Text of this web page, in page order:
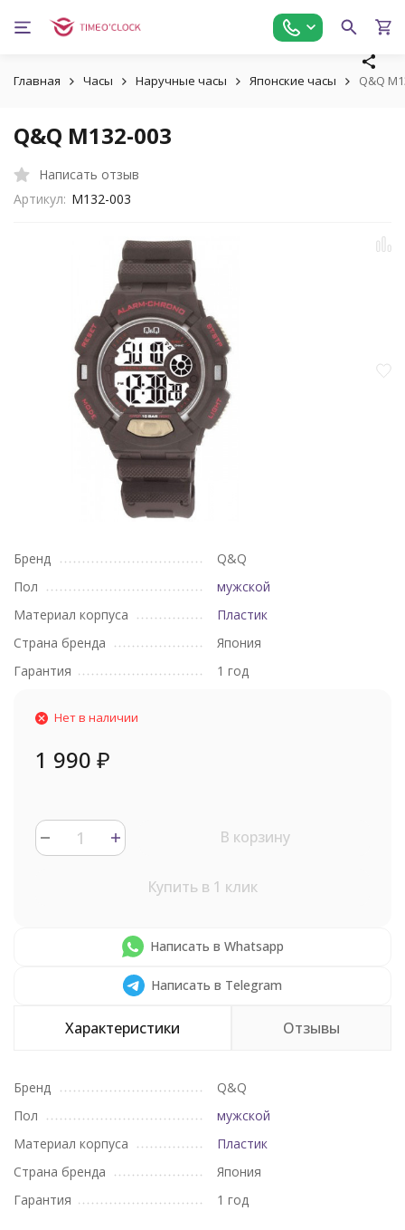
Главная Часы Наручные часы Японские часы Q&Q
Q&Q M132-003
Написать отзыв
Артикул: M132-003
Бренд
Q&Q
Пол
мужской
Материал корпуса
Пластик
Страна бренда
Япония
Гарантия
1 год
Нет в наличии
1 990 ₽
В корзину
Купить в 1 клик
Написать в Whatsapp
Написать в Telegram
Характеристики Отзывы
Бренд
Q&Q
Пол
мужской
Материал корпуса
Пластик
Страна бренда
Япония
Гарантия
1 год